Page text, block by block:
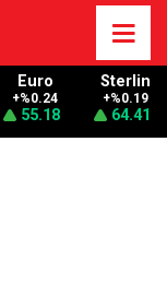
Euro
+%0.24
55.18
Sterlin
+%0.19
64.41